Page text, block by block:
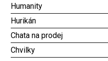
Humanity
Hurikán
Chata na prodej
Chvilky